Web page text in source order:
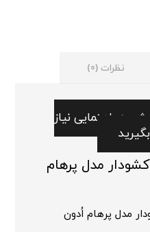
نظرات (0)
به راهنمایی نیاز
مدل پرهام
مدل پرهام اُدون